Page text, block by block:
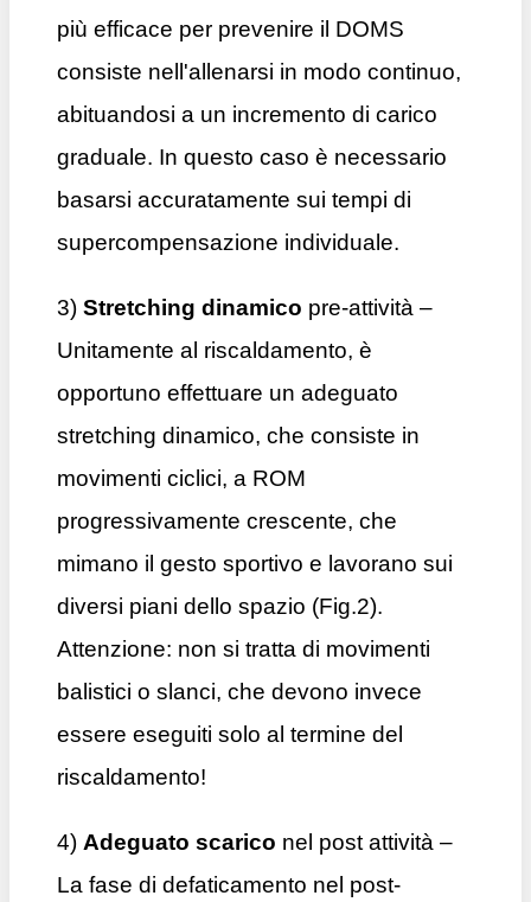
più efficace per prevenire il DOMS
consiste nell'allenarsi in modo continuo,
abituandosi a un incremento di carico
graduale. In questo caso è necessario
basarsi accuratamente sui tempi di
supercompensazione individuale.
3) Stretching dinamico pre-attività –
Unitamente al riscaldamento, è
opportuno effettuare un adeguato
stretching dinamico, che consiste in
movimenti ciclici, a ROM
progressivamente crescente, che
mimano il gesto sportivo e lavorano sui
diversi piani dello spazio (Fig.2).
Attenzione: non si tratta di movimenti
balistici o slanci, che devono invece
essere eseguiti solo al termine del
riscaldamento!
4) Adeguato scarico nel post attività –
La fase di defaticamento nel post-